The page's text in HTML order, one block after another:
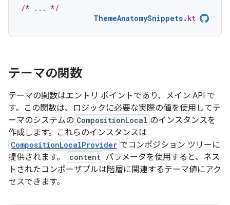
/* ... */
ThemeAnatomySnippets. kt
テーマの関数
テーマの関数はエントリ ポイントであり、メイン API で
す。この関数は、ロジックに必要な実際の値を使用してテ
ーマのシステムの CompositionLocal のインスタンスを
作成します。これらのインスタンスは
CompositionLocalProvider でコンポジション ツリーに
提供されます。
content パラメータを使用すると、ネス
トされたコンポーザブルは階層に関連するテーマ値にアク
セスできます。